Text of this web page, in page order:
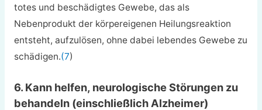
totes und beschädigtes Gewebe, das als
Nebenprodukt der körpereigenen Heilungsreaktion
entsteht, aufzulösen, ohne dabei lebendes Gewebe zu
schädigen.(7)
6. Kann helfen, neurologische Störungen zu
behandeln (einschließlich Alzheimer)